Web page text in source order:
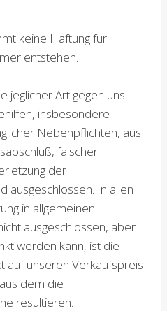
keine Haftung für
entstehen.
jeglicher Art gegen uns
insbesondere
Nebenpflichten, aus
falscher
der
ausgeschlossen. In allen
in allgemeinen
ausgeschlossen, aber
werden kann, ist die
auf unseren Verkaufspreis
dem die
resultieren.